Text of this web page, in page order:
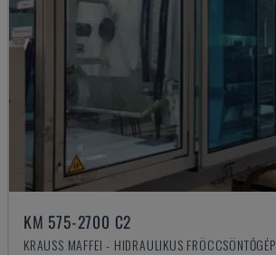
KM 575-2700 C2
KRAUSS MAFFEI - HIDRAULIKUS FRÖCCSÖNTŐGÉP